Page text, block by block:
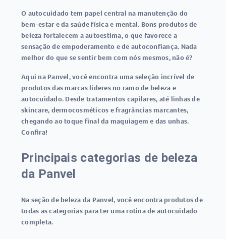
O autocuidado tem papel central na manutenção do
bem-estar e da saúde física e mental. Bons produtos de
beleza fortalecem a autoestima, o que favorece a
sensação de empoderamento e de autoconfiança. Nada
melhor do que se sentir bem com nós mesmos, não é?
Aqui na Panvel, você encontra uma seleção incrível de
produtos das marcas líderes no ramo de beleza e
autocuidado. Desde tratamentos capilares, até linhas de
skincare, dermocosméticos e fragrâncias marcantes,
chegando ao toque final da maquiagem e das unhas.
Confira!
Principais categorias de beleza
da Panvel
Na seção de beleza da Panvel, você encontra produtos de
todas as categorias para ter uma rotina de autocuidado
completa.